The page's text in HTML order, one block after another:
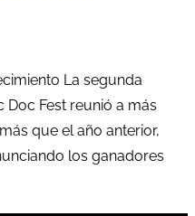
La segunda
Doc Fest reunió a más
que el año anterior,
los ganadores